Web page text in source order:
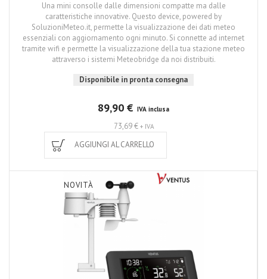
Una mini consolle dalle dimensioni compatte ma dalle
caratteristiche innovative. Questo device, powered by
SoluzioniMeteo.it, permette la visualizzazione dei dati meteo
essenziali con aggiornamento ogni minuto. Si connette ad internet
tramite wifi e permette la visualizzazione della tua stazione meteo
attraverso i sistemi Meteobridge da noi distribuiti.
Disponibile in pronta consegna
89,90 € IVA inclusa
73,69 € + IVA
AGGIUNGI AL CARRELLO
NOVITÀ